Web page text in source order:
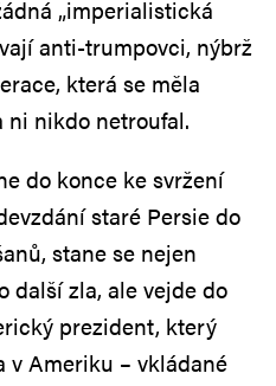
„imperialistická
anti-trumpovci, nýbrž
která se měla
ni nikdo netroufal.
do konce ke svržení
staré Persie do
stane se nejen
další zla, ale vejde do
prezident, který
v Ameriku – vkládané